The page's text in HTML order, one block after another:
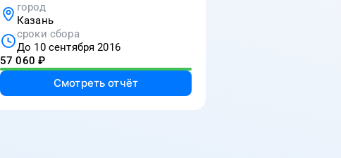
город
Казань
сроки сбора
До 10 сентября 2016
57 060 ₽
Смотреть отчёт